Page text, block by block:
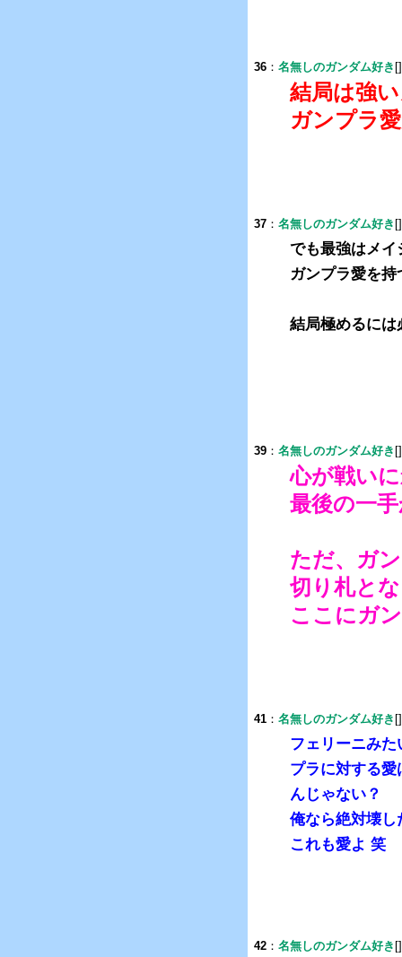
36 ： 名無しのガンダム好き
結局は強
ガンプラ
37 ： 名無しのガンダム好き
でも最強はメイ
ガンプラ愛を持
結局極めるには
39 ： 名無しのガンダム好き
心が戦い
最後の一
ただ、ガ
切り札と
ここにガ
41 ： 名無しのガンダム好き
フェリーニみ
プラに対する
んじゃない？
俺なら絶対壊
これも愛よ 笑
42 ： 名無しのガンダム好き